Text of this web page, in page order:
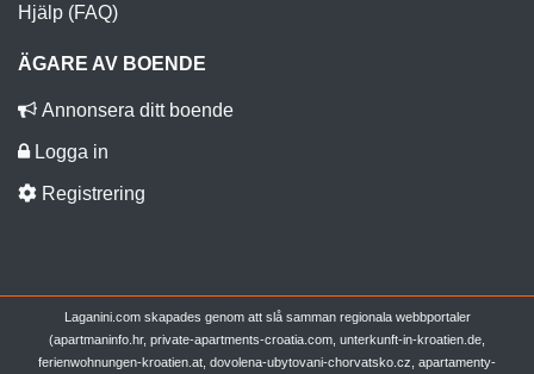
Hjälp (FAQ)
ÄGARE AV BOENDE
Annonsera ditt boende
Logga in
Registrering
Laganini.com skapades genom att slå samman regionala webbportaler
(apartmaninfo.hr, private-apartments-croatia.com, unterkunft-in-kroatien.de,
ferienwohnungen-kroatien.at, dovolena-ubytovani-chorvatsko.cz, apartamenty-